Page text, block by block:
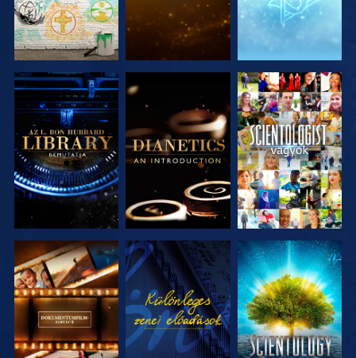
A SOROZAT
RÉSZEI
A SOROZAT
RÉSZEI
MŰSORNÉZÉS
A SOROZAT
RÉSZEI
MŰSORNÉZÉS
A SOROZAT
RÉSZEI